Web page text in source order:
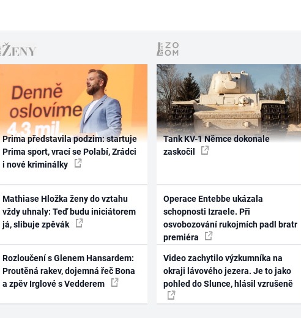
Prima představila podzim: startuje
Prima sport, vrací se Polabí, Zrádci
i nové kriminálky
Mathiase Hložka ženy do vztahu
vždy uhnaly: Teď budu iniciátorem
já, slibuje zpěvák
Rozloučení s Glenem Hansardem:
Proutěná rakev, dojemná řeč Bona
a zpěv Irglové s Vedderem
Tank KV-1 Němce dokonale
zaskočil
Operace Entebbe ukázala
schopnosti Izraele. Při
osvobozování rukojmích padl bratr
premiéra
Video zachytilo výzkumníka na
okraji lávového jezera. Je to jako
pohled do Slunce, hlásil vzrušeně